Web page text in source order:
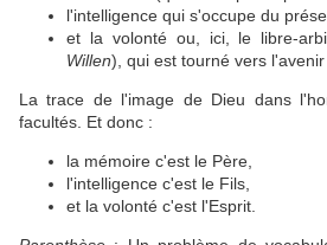
l'intelligence qui s'occupe du
et la volonté ou, ici, le libre-
Willen), qui est tourné vers l'avenir
La trace de l'image de Dieu dans
facultés. Et donc :
la mémoire c'est le Père,
l'intelligence c'est le Fils,
et la volonté c'est l'Esprit.